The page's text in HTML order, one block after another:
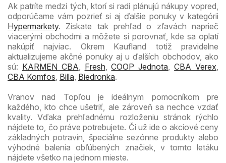
Ak patríte medzi tých, ktorí si radi plánujú nákupy vopred,
odporúčame vám pozrieť si aj ďalšie ponuky v kategórii
Hypermarkety. Získate tak prehľad o zľavách naprieč
viacerými obchodmi a môžete si porovnať, kde sa oplatí
nakúpiť najviac. Okrem Kaufland totiž pravidelne
aktualizujeme akčné ponuky aj u ďalších obchodov, ako
sú: KARMEN CBA Fresh,COOP Jednota ,CBA Verex
CBA Komfos Billa Biedronka.
Vranov nad Topľou je ideálnym pomocníkom pre
každého, kto chce ušetriť, ale zároveň sa nechce vzdať
kvality. Vďaka prehľadnému rozloženiu stránok rýchlo
nájdete to, čo práve potrebujete. Či už ide o akciové ceny
základných potravín, špeciálne sezónne produkty alebo
výhodné balenia obľúbených značiek, v tomto letáku
nájdete všetko na jednom mieste.